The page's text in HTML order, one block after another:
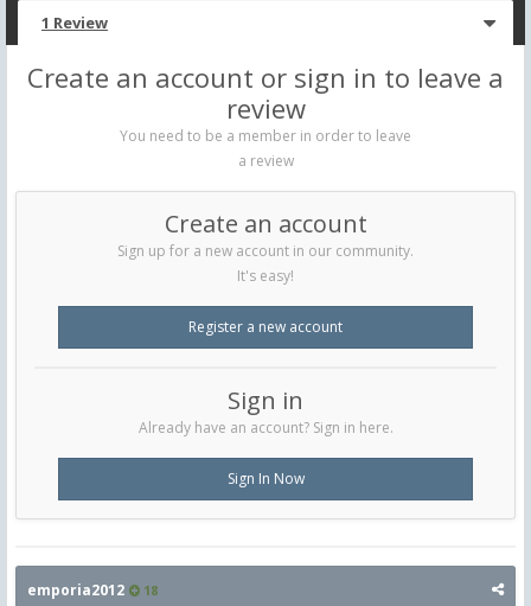
1 Review
Create an account or sign in to leave a
review
You need to be a member in order to leave
a review
Create an account
Sign up for a new account in our community.
It's easy!
Register a new account
Sign in
Already have an account? Sign in here.
Sign In Now
emporia2012 18